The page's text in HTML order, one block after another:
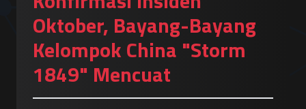
Oktober, Bayang-Bayang
Kelompok China "Storm
1849" Mencuat